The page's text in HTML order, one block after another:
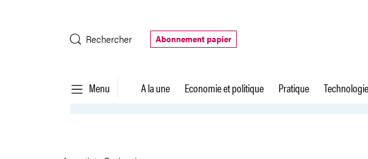
Rechercher
Abonnement papier
Menu A la une Economie et politique Pratique